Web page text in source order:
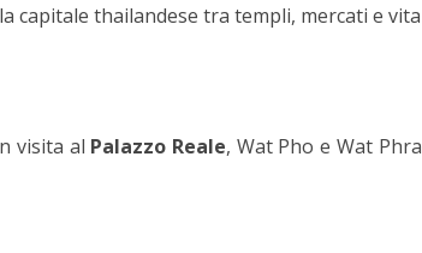
capitale thailandese tra templi, mercati e vita
visita al Palazzo Reale, Wat Pho e Wat Phra